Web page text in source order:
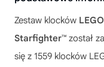
Zestaw klocków
Starfighter™ został
się z 1559 klocków